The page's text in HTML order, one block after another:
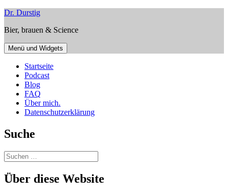
Zum
springen
Dr. Durstig
Bier, brauen & Science
Menü und Widgets
Startseite
Podcast
Blog
FAQ
Über mich.
Datenschutzerklärung
Suche
Suchen
nach:
Über diese Website